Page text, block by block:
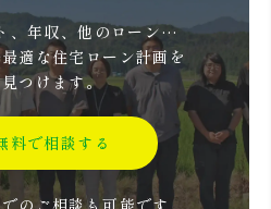
、年収、他のローン…
適な住宅ローン計画を
つけます。
料で相談する
のご相談も可能です